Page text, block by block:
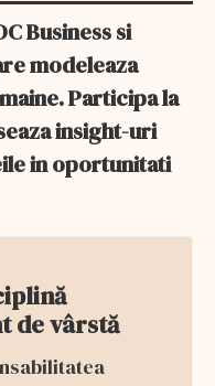
Business si
modeleaza
Participa la
insight-uri
in oportunitati
de vârstă